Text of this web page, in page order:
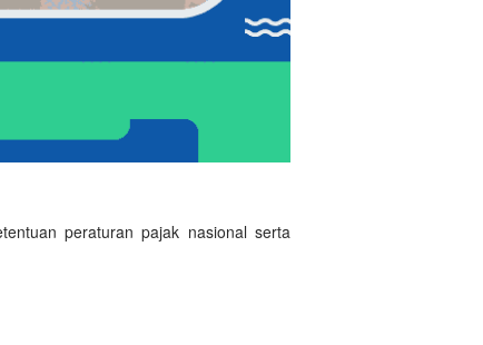
peraturan pajak nasional serta